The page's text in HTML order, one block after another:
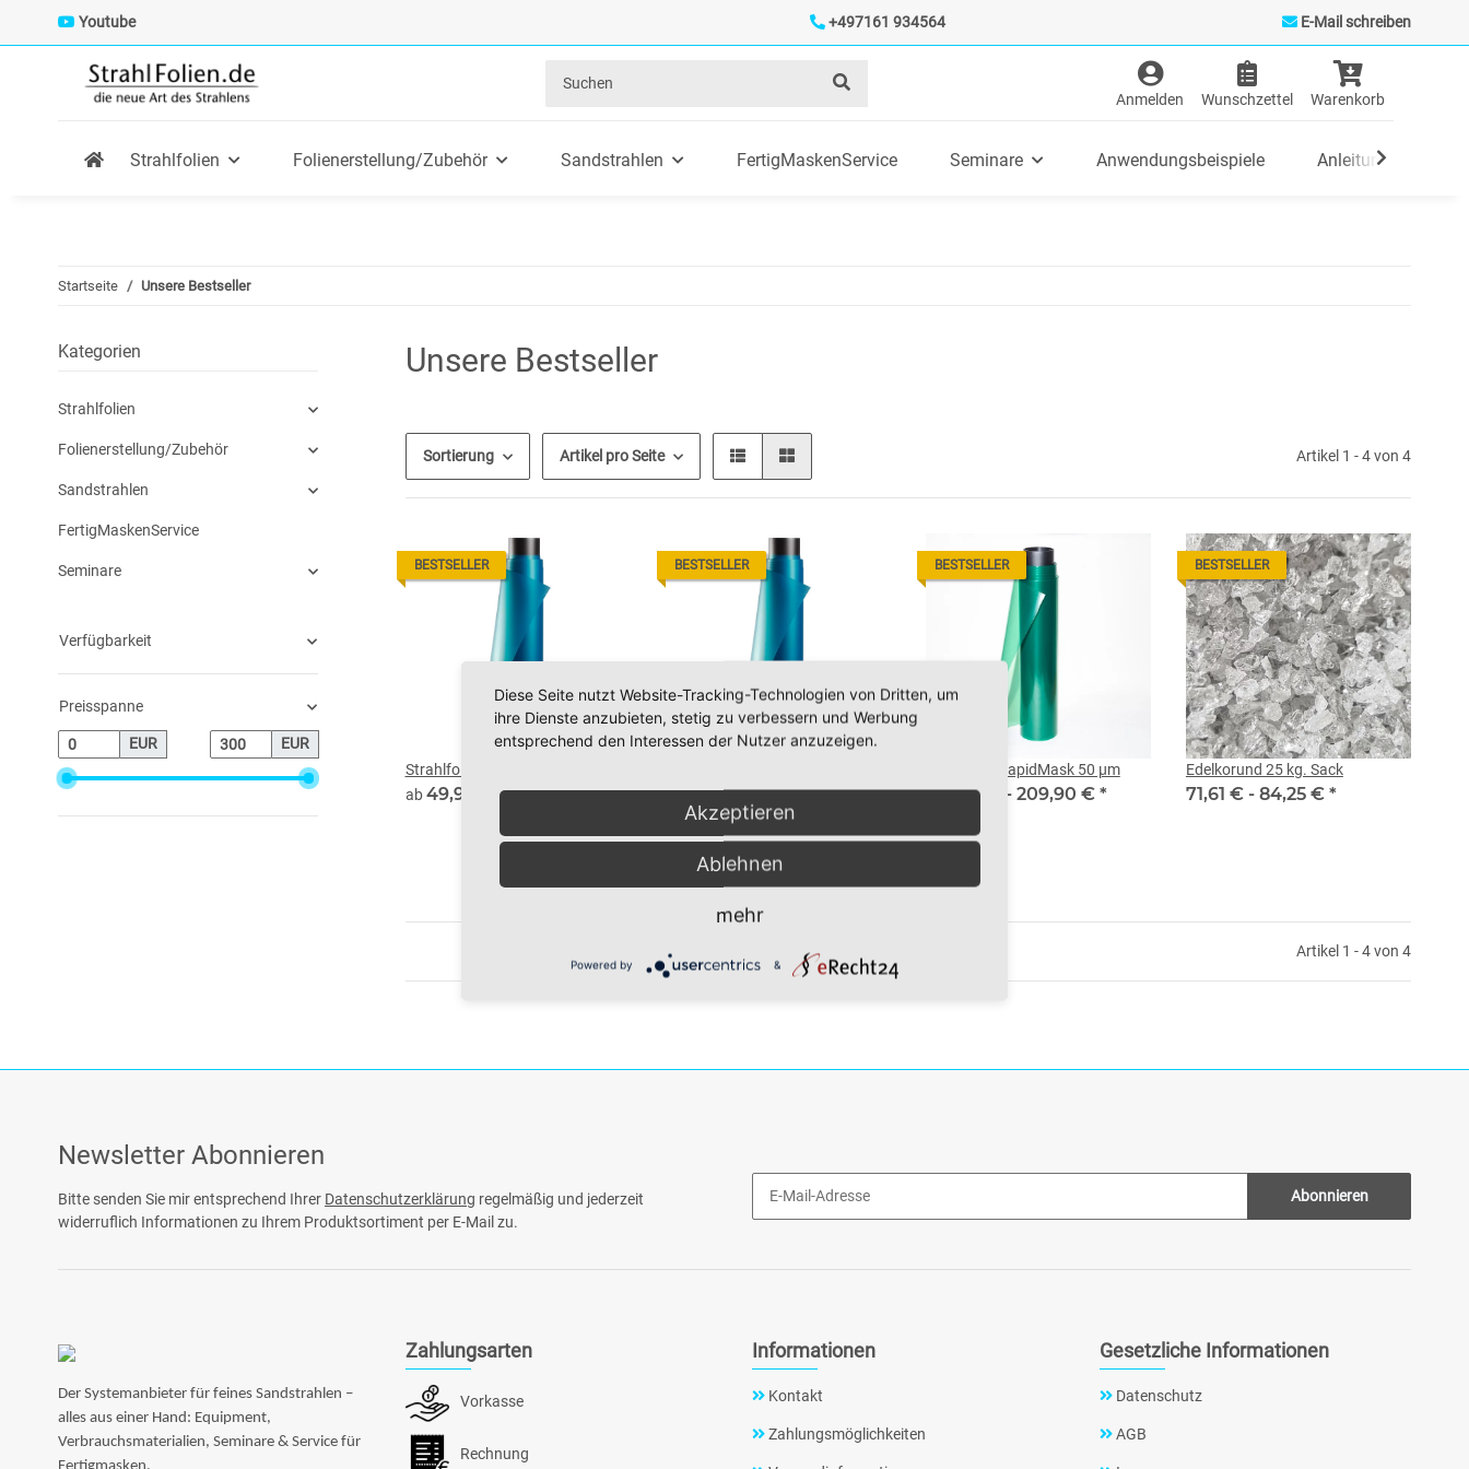
Youtube +497161 934564 E-Mail schreiben
Strahlfolien Folienerstellung/Zubehör Sandstrahlen FertigMaskenService Seminare Anwendungsbeispiele Anleitungen/FAQ
Startseite Unsere Bestseller
Unsere Bestseller
Sortierung Artikel pro Seite Artikel 1 - 4 von 4
BESTSELLER
Strahlfolie BlauGrün R5 125 µm
ab49,90 € *
BESTSELLER
ab39,90 €*
BESTSELLER
Strahlfolie RapidMask 50 µm
148,90 € - 209,90 € *
BESTSELLER
Edelkorund 25 kg. Sack
71,61 € - 84,25 € *
Artikel 1 - 4 von 4
Kategorien
Strahlfolien
Folienerstellung/Zubehör
Sandstrahlen
FertigMaskenService
Seminare
Verfügbarkeit
Preisspanne
EUR EUR
Newsletter Abonnieren
Bitte senden Sie mir entsprechend Ihrer Datenschutzerklärung regelmäßig und jederzeit
widerruflich Informationen zu Ihrem Produktsortiment per E-Mail zu.
Abonnieren
Der Systemanbieter für feines Sandstrahlen –
alles aus einer Hand: Equipment,
Verbrauchsmaterialien, Seminare & Service für
Zahlungsarten
Vorkasse
Rechnung
Informationen
Kontakt
Zahlungsmöglichkeiten
Gesetzliche Informationen
Datenschutz
AGB
Diese Seite nutzt Website-Tracking-Technologien von Dritten, um
ihre Dienste anzubieten, stetig zu verbessern und Werbung
entsprechend den Interessen der Nutzer anzuzeigen.
Akzeptieren
Ablehnen
mehr
Powered by &